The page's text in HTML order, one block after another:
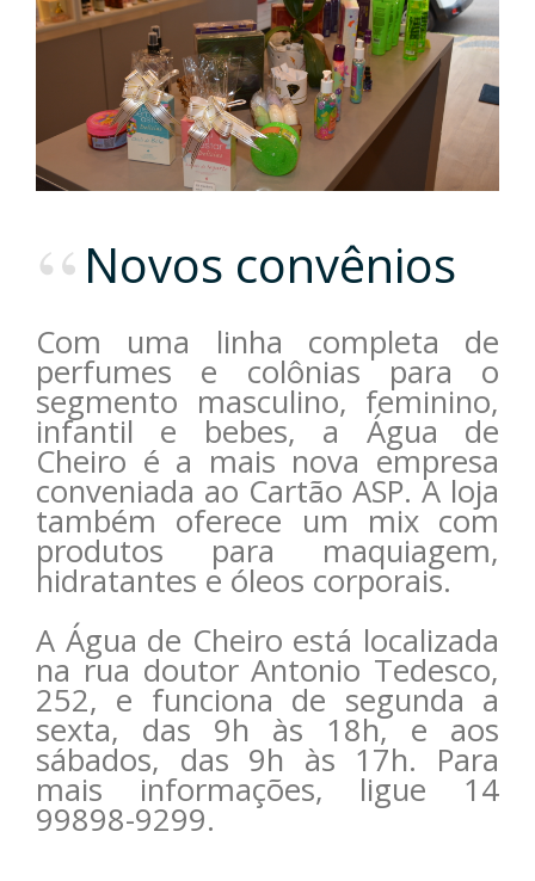
Novos convênios
Com uma linha completa de
perfumes e colônias para o
segmento masculino, feminino,
infantil e bebes, a Água de
Cheiro é a mais nova empresa
conveniada ao Cartão ASP. A loja
também oferece um mix com
produtos para maquiagem,
hidratantes e óleos corporais.
A Água de Cheiro está localizada
na rua doutor Antonio Tedesco,
252, e funciona de segunda a
sexta, das 9h às 18h, e aos
sábados, das 9h às 17h. Para
mais informações, ligue 14
99898-9299.